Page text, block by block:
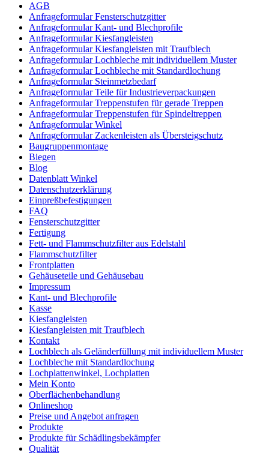
AGB
Anfrageformular Fensterschutzgitter
Anfrageformular Kant- und Blechprofile
Anfrageformular Kiesfangleisten
Anfrageformular Kiesfangleisten mit Traufblech
Anfrageformular Lochbleche mit individuellem Muster
Anfrageformular Lochbleche mit Standardlochung
Anfrageformular Steinmetzbedarf
Anfrageformular Teile für Industrieverpackungen
Anfrageformular Treppenstufen für gerade Treppen
Anfrageformular Treppenstufen für Spindeltreppen
Anfrageformular Winkel
Anfrageformular Zackenleisten als Übersteigschutz
Baugruppenmontage
Biegen
Blog
Datenblatt Winkel
Datenschutzerklärung
Einpreßbefestigungen
FAQ
Fensterschutzgitter
Fertigung
Fett- und Flammschutzfilter aus Edelstahl
Flammschutzfilter
Frontplatten
Gehäuseteile und Gehäusebau
Impressum
Kant- und Blechprofile
Kasse
Kiesfangleisten
Kiesfangleisten mit Traufblech
Kontakt
Lochblech als Geländerfüllung mit individuellem Muster
Lochbleche mit Standardlochung
Lochplattenwinkel, Lochplatten
Mein Konto
Oberflächenbehandlung
Onlineshop
Preise und Angebot anfragen
Produkte
Produkte für Schädlingsbekämpfer
Qualität